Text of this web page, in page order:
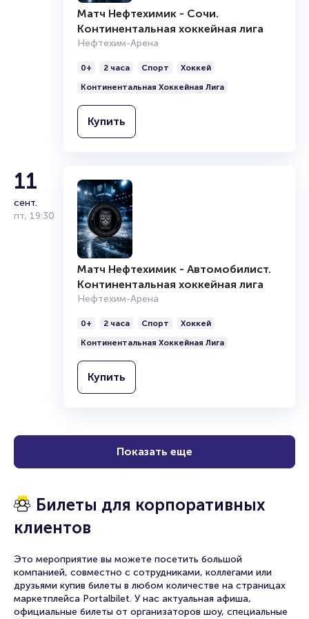
Континентальная хоккейная лига
Нефтехим-Арена
0+
Континентальная Хоккейная Лига
Матч Нефтехимик - Сочи.
Континентальная хоккейная лига
Нефтехим-Арена
0+ 2 часа Спорт
Хоккей
Континентальная Хоккейная Лига
Купить
11
сент.
пт, 19:30
Матч Нефтехимик - Автомобилист.
Континентальная хоккейная лига
Нефтехим-Арена
0+ 2 часа Спорт
Хоккей
Континентальная Хоккейная Лига
Купить
Показать еще
Билеты для корпоративных
клиентов
Это мероприятие вы можете посетить большой
компанией, совместно с сотрудниками, коллегами или
друзьями купив билеты в любом количестве на страницах
маркетплейса Portalbilet. У нас актуальная афиша,
официальные билеты от организаторов шоу, специальные